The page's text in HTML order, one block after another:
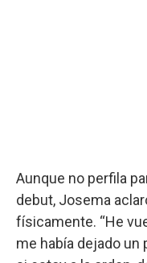
Aunque no perfila
debut, Josema
físicamente. “He
me había dejado un